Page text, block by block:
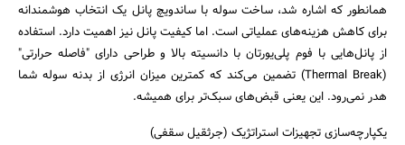
همانطور که اشاره شد، ساخت سوله با ساندویچ پانل یک انتخاب هوشمندانه
برای کاهش هزینه‌های عملیاتی است. اما کیفیت پانل نیز اهمیت دارد. استفاده
از پانل‌هایی با فوم پلی‌یورتان با دانسیته بالا و طراحی دارای "فاصله حرارتی"
(Thermal Break) تضمین می‌کند که کمترین میزان انرژی از بدنه سوله شما
هدر نمی‌رود. این یعنی قبض‌های سبک‌تر برای همیشه.
یکپارچه‌سازی تجهیزات استراتژیک (جرثقیل سقفی)